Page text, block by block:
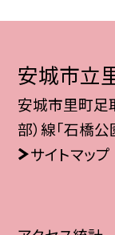
安城市立
安城市里町足
部）線「石橋
サイトマップ